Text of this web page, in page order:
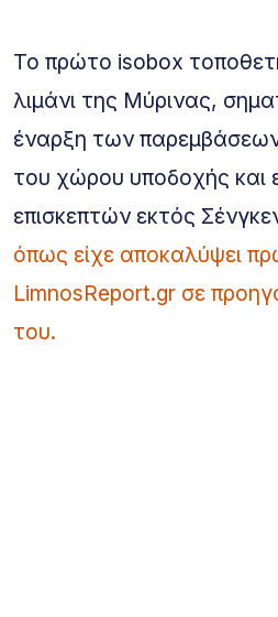
Το πρώτο isobox
λιμάνι της Μύρινας,
έναρξη των παρεμβάσεων
του χώρου υποδοχής και
επισκεπτών εκτός
όπως είχε αποκαλύψει
LimnosReport.gr σε
του.